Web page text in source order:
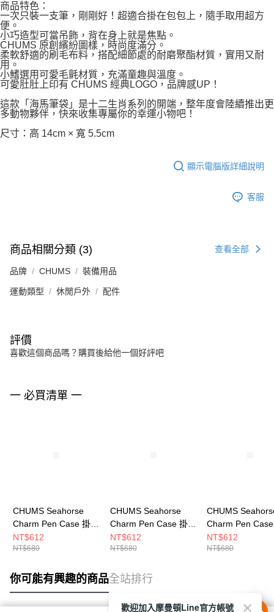
商品特色：
一次只裝一支筆，剛剛好！超適合掛在包包上，隨手取用超方
便。
小巧造型可當吊飾，背在身上就是焦點。
CHUMS 原創繽紛圖樣，時尚度滿分。
柔軟舒適的刷毛布料，搭配細節處的耐磨聚酯材質，實用又耐
用。
小鰭選用可愛毛氈材質，充滿童趣與溫度。
可愛肚肚上印有 CHUMS 經典LOGO，品牌感UP！
這款「海馬筆袋」是十二生肖系列的開端，整年度會陸續推出更
多動物夥伴，快來收集專屬你的幸運小物吧！
尺寸：高 14cm × 寬 5.5cm
顯示電腦版詳細說明
客服
商品相關分類 (3) 查看全部
品牌 CHUMS 裝備用品
運動類型 休閒戶外 配件
評價
喜歡這個商品嗎？購買後給他一個好評吧
一 必買清單 一
CHUMS Seahorse
Charm Pen Case 掛飾
筆套 CH603871Z098
NT$612
NT$680
CHUMS Seahorse
Charm Pen Case 掛飾
筆套 CH603871R079
NT$612
NT$680
CHUMS
Charm Pen
筆套
NT$612
NT$680
你可能有興趣的商品全站排行
歡迎加入摩曼頓Line官方帳號